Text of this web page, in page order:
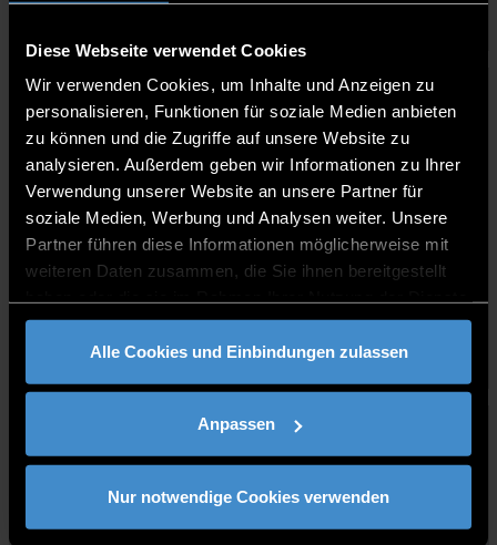
Diese Webseite verwendet Cookies
Wir verwenden Cookies, um Inhalte und Anzeigen zu
personalisieren, Funktionen für soziale Medien anbieten
zu können und die Zugriffe auf unsere Website zu
analysieren. Außerdem geben wir Informationen zu Ihrer
Verwendung unserer Website an unsere Partner für
soziale Medien, Werbung und Analysen weiter. Unsere
Partner führen diese Informationen möglicherweise mit
weiteren Daten zusammen, die Sie ihnen bereitgestellt
gesammelt haben.
Alle Cookies und Einbindungen zulassen
Anpassen
Nur notwendige Cookies verwenden
Studiengangsassistentin
Elfriede Hartmann, M.A. Päd.
Mitarbeiterin